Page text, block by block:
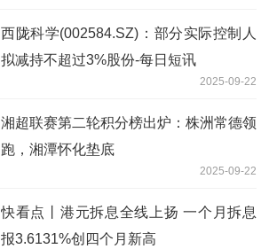
西陇科学(002584.SZ)：部分实际控制人
拟减持不超过3%股份-每日短讯
2025-09-22
湘超联赛第二轮积分榜出炉：株洲常德领
跑，湘潭怀化垫底
2025-09-22
快看点丨港元拆息全线上扬 一个月拆息
报3.6131%创四个月新高